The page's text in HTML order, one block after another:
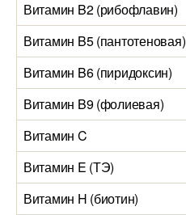
Витамин B2 (рибофлавин)
Витамин B5 (пантотеновая)
Витамин B6 (пиридоксин)
Витамин B9 (фолиевая)
Витамин C
Витамин E (ТЭ)
Витамин H (биотин)